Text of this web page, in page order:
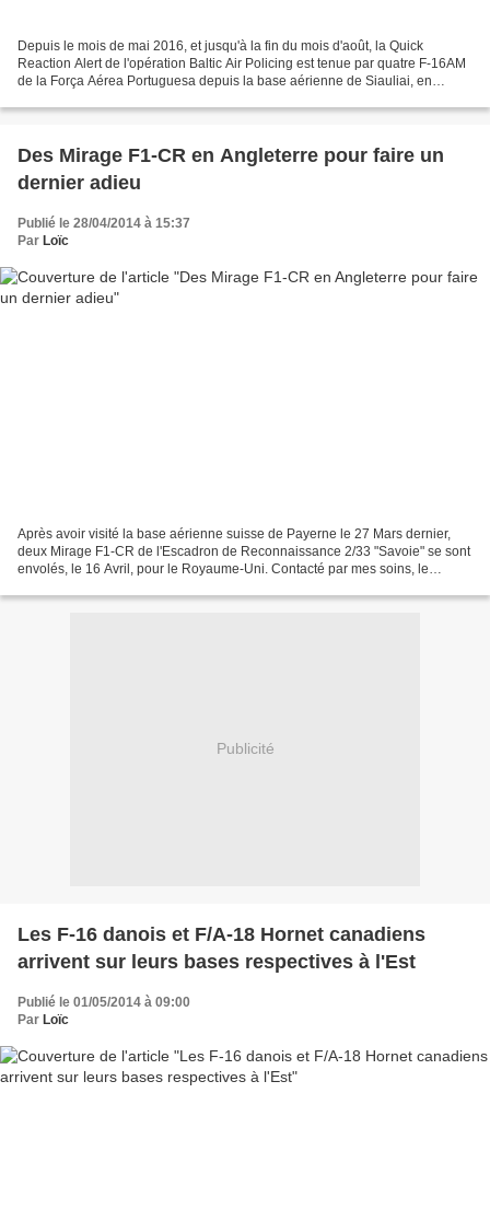
Depuis le mois de mai 2016, et jusqu'à la fin du mois d'août, la Quick
Reaction Alert de l'opération Baltic Air Policing est tenue par quatre F-16AM
de la Força Aérea Portuguesa depuis la base aérienne de Siauliai, en
Des Mirage F1-CR en Angleterre pour faire un
dernier adieu
Publié le 28/04/2014 à 15:37
Par Loïc
Après avoir visité la base aérienne suisse de Payerne le 27 Mars dernier,
deux Mirage F1-CR de l'Escadron de Reconnaissance 2/33 "Savoie" se sont
envolés, le 16 Avril, pour le Royaume-Uni. Contacté par mes soins, le
Publicité
Les F-16 danois et F/A-18 Hornet canadiens
arrivent sur leurs bases respectives à l'Est
Publié le 01/05/2014 à 09:00
Par Loïc